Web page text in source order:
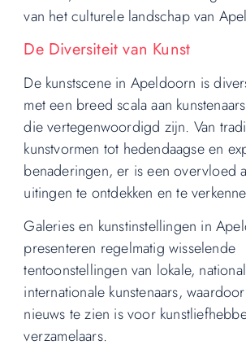
van het culturele landschap van
De Diversiteit van Kunst
De kunstscene in Apeldoorn is
met een breed scala aan
die vertegenwoordigd zijn. Van
kunstvormen tot hedendaagse en
benaderingen, er is een overvloed
uitingen te ontdekken en te
Galeries en kunstinstellingen in
presenteren regelmatig wisselende
tentoonstellingen van lokale,
internationale kunstenaars,
nieuws te zien is voor
verzamelaars.